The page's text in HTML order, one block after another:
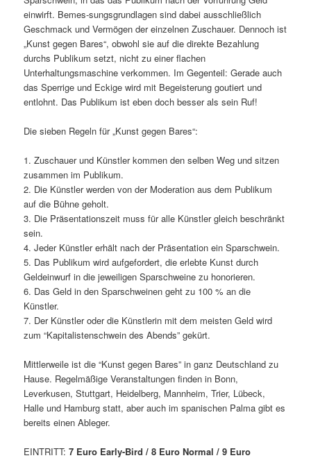
einwirft. Bemes-sungsgrundlagen sind dabei ausschließlich
Geschmack und Vermögen der einzelnen Zuschauer. Dennoch ist
„Kunst gegen Bares“, obwohl sie auf die direkte Bezahlung
durchs Publikum setzt, nicht zu einer flachen
Unterhaltungsmaschine verkommen. Im Gegenteil: Gerade auch
das Sperrige und Eckige wird mit Begeisterung goutiert und
entlohnt. Das Publikum ist eben doch besser als sein Ruf!
Die sieben Regeln für „Kunst gegen Bares“:
1. Zuschauer und Künstler kommen den selben Weg und sitzen
zusammen im Publikum.
2. Die Künstler werden von der Moderation aus dem Publikum
auf die Bühne geholt.
3. Die Präsentationszeit muss für alle Künstler gleich beschränkt
sein.
4. Jeder Künstler erhält nach der Präsentation ein Sparschwein.
5. Das Publikum wird aufgefordert, die erlebte Kunst durch
Geldeinwurf in die jeweiligen Sparschweine zu honorieren.
6. Das Geld in den Sparschweinen geht zu 100 % an die
Künstler.
7. Der Künstler oder die Künstlerin mit dem meisten Geld wird
zum “Kapitalistenschwein des Abends” gekürt.
Mittlerweile ist die “Kunst gegen Bares” in ganz Deutschland zu
Hause. Regelmäßige Veranstaltungen finden in Bonn,
Leverkusen, Stuttgart, Heidelberg, Mannheim, Trier, Lübeck,
Halle und Hamburg statt, aber auch im spanischen Palma gibt es
bereits einen Ableger.
EINTRITT:7 Euro Early-Bird / 8 Euro Normal / 9 Euro